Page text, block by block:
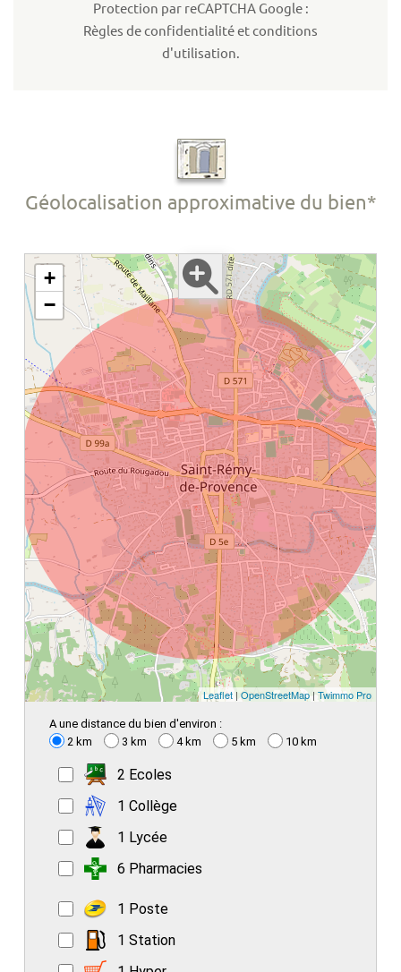
Protection par reCAPTCHA Google :
Règles de confidentialitéetconditions
d'utilisation.
Géolocalisation approximative du bien*
+
−
Leaflet |OpenStreetMap|Twimmo Pro
A une distance du bien d'environ :
2 km
3 km 4 km 5 km 10 km
2 Ecoles
1 Collège
1 Lycée
6 Pharmacies
1 Poste
1 Station